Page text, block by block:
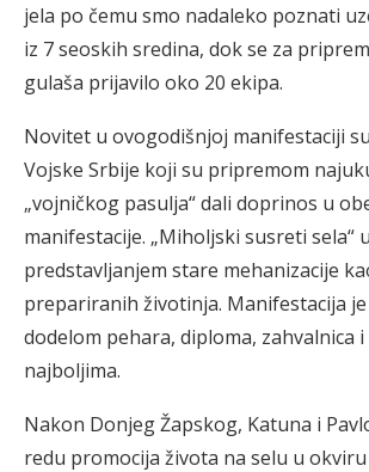
jela po čemu smo nadaleko poznati
iz 7 seoskih sredina, dok se za
gulaša prijavilo oko 20 ekipa.
Novitet u ovogodišnjoj manifestaciji
Vojske Srbije koji su pripremom
„vojničkog pasulja“ dali doprinos u
manifestacije. „Miholjski susreti sela“
predstavljanjem stare mehanizacije
prepariranih životinja. Manifestacija
dodelom pehara, diploma, zahvalnica
najboljima.
Nakon Donjeg Žapskog, Katuna i
redu promocija života na selu u